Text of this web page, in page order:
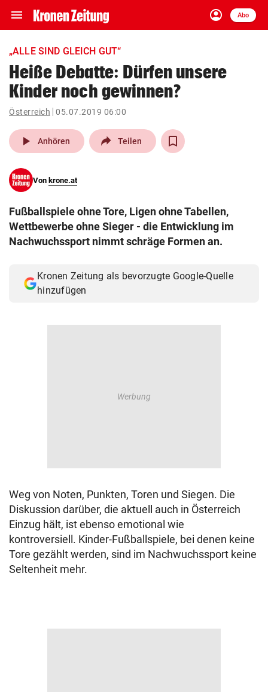
menu Navigation
ein-/ausklappen
account_circle
Anmelden
Abo
close Schließen
account_circle Anmelden
pin_drop
Wien arrow_right
search
eingeben
© Krone Multimedia GmbH & Co KG 2026
Muthgasse 2, 1190 Wien
„ALLE SIND GLEICH GUT“
Heiße Debatte: Dürfen unsere
Kinder noch gewinnen?
Österreich 05.07.2019 06:00
play_arrow Anhören Teilen
Von krone.at
Fußballspiele ohne Tore, Ligen ohne Tabellen,
Wettbewerbe ohne Sieger - die Entwicklung im
Nachwuchssport nimmt schräge Formen an.
Kronen Zeitung als bevorzugte Google-Quelle
hinzufügen
Weg von Noten, Punkten, Toren und Siegen. Die
Diskussion darüber, die aktuell auch in Österreich
Einzug hält, ist ebenso emotional wie
kontroversiell. Kinder-Fußballspiele, bei denen keine
Tore gezählt werden, sind im Nachwuchssport keine
Seltenheit mehr.